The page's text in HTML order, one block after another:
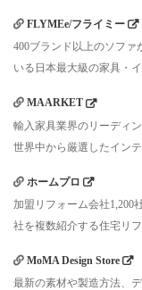
FLYMEe/フライミー
400ブランド以上のソフ
いる日本最大級の家具・
MAARKET
輸入家具業界のリーディ
世界中から厳選したイン
ホームプロ
加盟リフォーム会社1,200
社を複数紹介する住宅リ
MoMA Design Store
最新の素材や製造方法、